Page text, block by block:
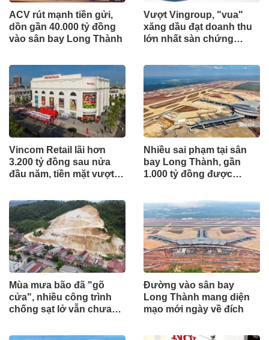
ACV rút mạnh tiền gửi,
dồn gần 40.000 tỷ đồng
vào sân bay Long Thành
Vượt Vingroup, "vua"
xăng dầu đạt doanh thu
lớn nhất sàn chứng
Vincom Retail lãi hơn
3.200 tỷ đồng sau nửa
đầu năm, tiền mặt vượt
Nhiều sai phạm tại sân
bay Long Thành, gần
1.000 tỷ đồng được
Mùa mưa bão đã "gõ
cửa", nhiều công trình
chống sạt lở vẫn chưa
Đường vào sân bay
Long Thành mang diện
mạo mới ngày về đích